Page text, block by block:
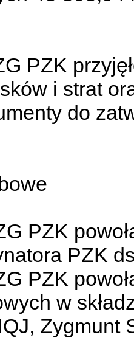
PZK
i strat
do
PZK
PZK
PZK
w
Zygmunt